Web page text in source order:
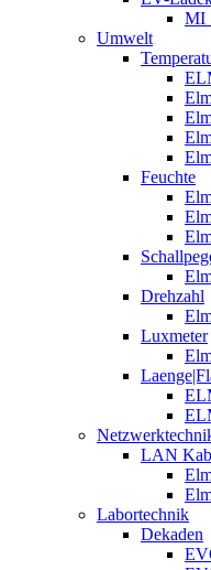
MI
Umwelt
Feuchte
Drehzahl
Luxmeter
LAN
Labortechnik
Dekaden